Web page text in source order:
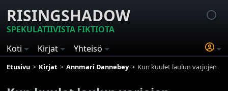
RISINGSHADOW
SPEKULATIIVISTA FIKTIOTA
Koti
Kirjat Yhteisö
Etusivu Kirjat Annmari Dannebey Kun kuulet laulun varjojen